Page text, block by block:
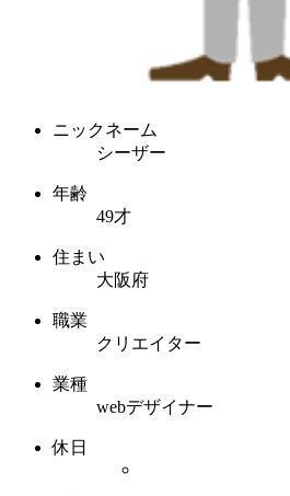
ニックネーム
シーザー
年齢
49才
住まい
大阪府
職業
クリエイター
業種
webデザイナー
休日